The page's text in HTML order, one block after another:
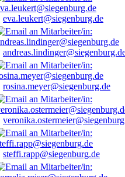
eva.leukert@siegenburg.de
rosina.meyer@siegenburg.de
steffi.rapp@siegenburg.de